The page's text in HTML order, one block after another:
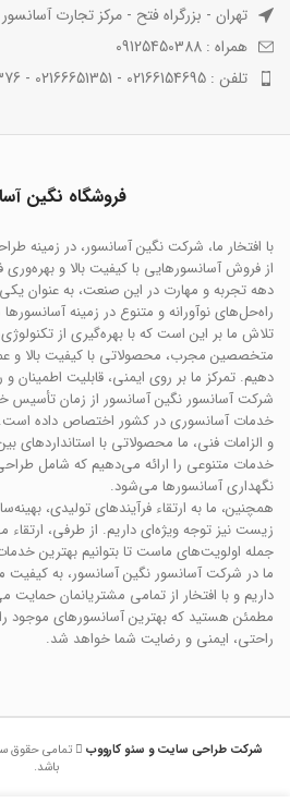
تهران - بزرگراه فتح - مرکز تجارت آسانسور
همراه : 09125450388
تلفن : 02166154695 - 02166651351 - 02166600376
فروشگاه نگین
با افتخار ما، شرکت نگین آسانسور، در زمینه
از فروش آسانسورهایی با کیفیت بالا و بهره‌وری
دهه تجربه و مهارت در این صنعت، به عنوان یکی
راه‌حل‌های نوآورانه و متنوع در زمینه
تلاش ما بر این است که با بهره‌گیری از
متخصصین مجرب، محصولاتی با کیفیت بالا و
دهیم. تمرکز ما بر روی ایمنی، قابلیت
شرکت آسانسور نگین آسانسور از زمان تأسیس
خدمات آسانسوری در کشور اختصاص داده است.
و الزامات فنی، ما محصولاتی با استانداردهای
خدمات متنوعی را ارائه می‌دهیم که شامل
نگهداری آسانسورها می‌شود.
همچنین، ما به ارتقاء فرآیندهای تولیدی،
زیست نیز توجه ویژه‌ای داریم. از طرفی، ارتقاء
جمله اولویت‌های ماست تا بتوانیم بهترین
ما در شرکت آسانسور نگین آسانسور، به کیفیت
داریم و با افتخار از تمامی مشتریانمان حمایت
مطمئن هستید که بهترین آسانسورهای موجود
راحتی، ایمنی و رضایت شما خواهد شد.
شرکت طراحی سایت و سئو کارووب
تمامی حقوق
باشد.